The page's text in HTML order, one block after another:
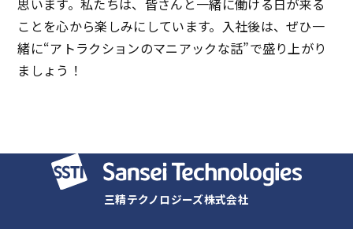
思います。私たちは、皆さんと一緒に働ける日が来る
ことを心から楽しみにしています。入社後は、ぜひ一
緒に“アトラクションのマニアックな話”で盛り上がり
ましょう！
三精テクノロジーズ株式会社